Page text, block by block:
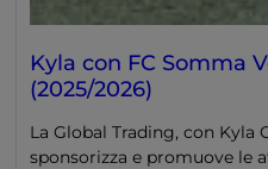
Kyla con FC Somma
(2025/2026)
La Global Trading, con Kyla
sponsorizza e promuove le